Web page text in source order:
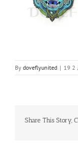
By doveflyunited | 19 2
Share This Story,